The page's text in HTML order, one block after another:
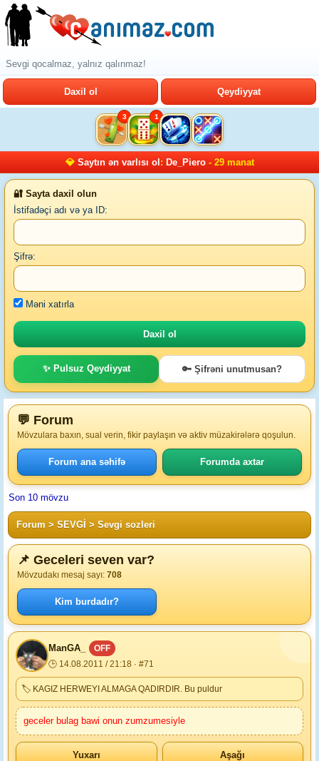
Sevgi qocalmaz, yalnız qalınmaz!
Daxil ol Qeydiyyat
3 1
💎 Saytın ən varlısı ol : De_Piero- 29 manat
🔐 Sayta daxil olun
İstifadəçi adı və ya ID:
Şifrə:
Məni xatırla
✨ Pulsuz Qeydiyyat 🔑 Şifrəni unutmusan?
💬 Forum
Mövzulara baxın, sual verin, fikir paylaşın və aktiv müzakirələrə qoşulun.
Forum ana səhifə Forumda axtar
Son 10 mövzu
Forum > SEVGİ > Sevgi sozleri
📌 Geceleri seven var?
Mövzudakı mesaj sayı: 708
Kim burdadır?
ManGA_
OFF
🕒 14.08.2011 / 21:18 · #71
🏷 KAGIZ HERWEYI ALMAGA QADIRDIR. Bu puldur
geceler bulag bawi onun zumzumesiyle
Yuxarı Aşağı